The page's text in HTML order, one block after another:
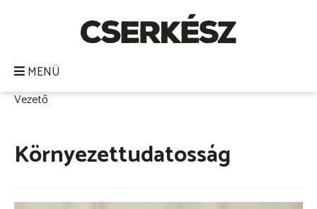
MENÜ
Vezető
Környezettudatosság